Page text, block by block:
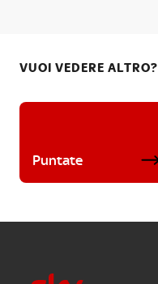
VUOI VEDERE ALTRO?
Puntate